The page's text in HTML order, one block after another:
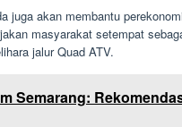
juga akan membantu
masyarakat setempat
jalur Quad ATV.
Semarang: